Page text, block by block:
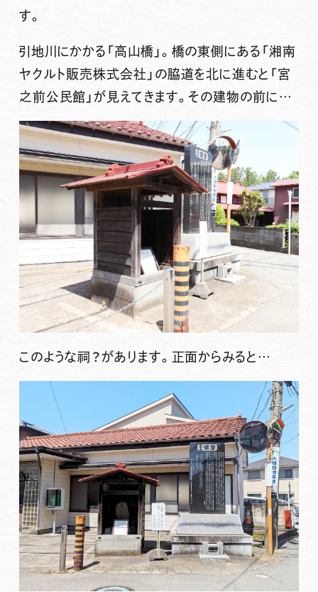
す。
引地川にかかる「高山橋」。橋の東側にある「湘南
ヤクルト販売株式会社」の脇道を北に進むと「宮
之前公民館」が見えてきます。その建物の前に…
このような祠？があります。正面からみると…